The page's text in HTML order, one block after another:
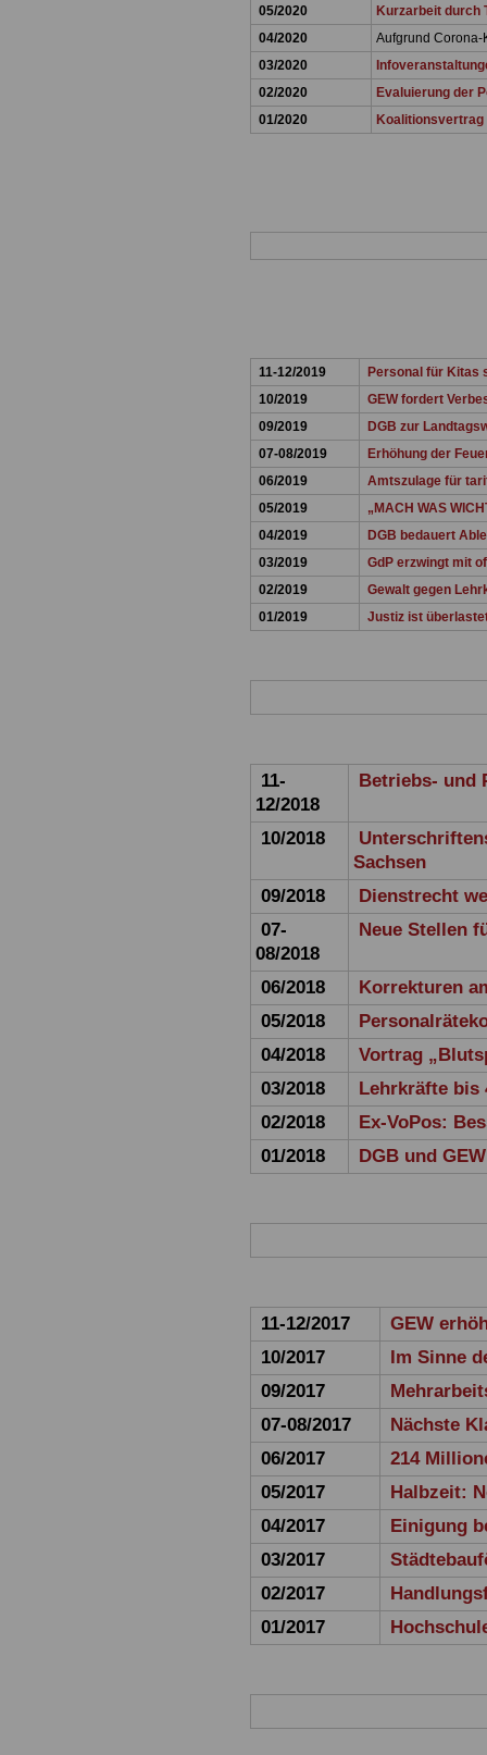
05/2020
Kurzarbeit durch
04/2020
Aufgrund Corona-
03/2020
02/2020
Evaluierung der
01/2020
Koalitionsvertrag
11-12/2019
Personal für Kitas
10/2019
GEW fordert
09/2019
DGB zur
07-08/2019
Erhöhung der
06/2019
Amtszulage für
05/2019
„MACH WAS
04/2019
DGB bedauert
03/2019
GdP erzwingt mit
02/2019
Gewalt gegen
01/2019
Justiz ist
11-
12/2018
Betriebs- und
10/2018
Sachsen
09/2018
Dienstrecht
07-
08/2018
Neue Stellen
06/2018
Korrekturen
05/2018
04/2018
Vortrag
03/2018
Lehrkräfte bis
02/2018
Ex-VoPos:
01/2018
DGB und
11-12/2017
GEW
10/2017
Im Sinne
09/2017
07-08/2017
Nächste
06/2017
214
05/2017
Halbzeit:
04/2017
Einigung
03/2017
02/2017
01/2017